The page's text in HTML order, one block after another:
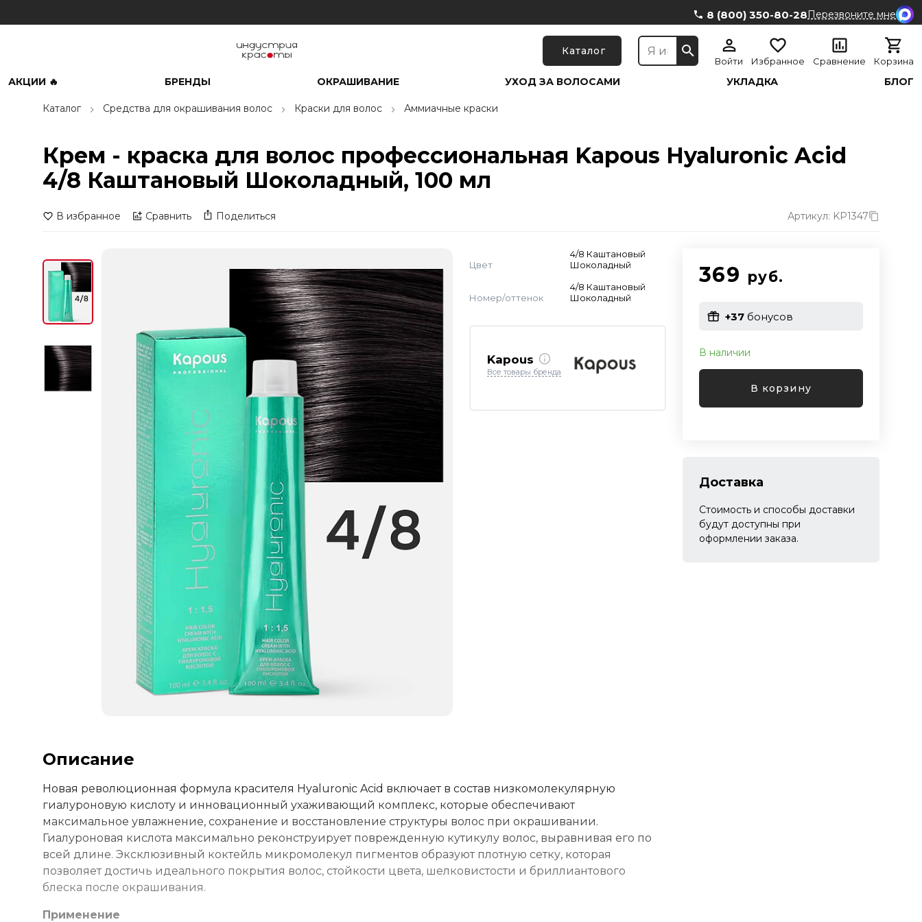
8 (800) 350-80-28Перезвоните мне
Каталог
Войти Избранное Сравнение Корзина
АКЦИИ 🔥 БРЕНДЫ ОКРАШИВАНИЕ УХОД ЗА ВОЛОСАМИ УКЛАДКА БЛОГ
Каталог Средства для окрашивания волос Краски для волос Аммиачные краски
Крем - краска для волос профессиональная Kapous Hyaluronic Acid
4/8 Каштановый Шоколадный, 100 мл
В избранное Сравнить Поделиться Артикул: KP1347
Цвет
4/8 Каштановый
Шоколадный
Номер/оттенок
4/8 Каштановый
Шоколадный
Kapous
Все товары бренда
369 руб.
+37бонусов
В наличии
В корзину
Доставка
Стоимость и способы доставки
будут доступны при
оформлении заказа.
Описание
Новая революционная формула красителя Hyaluronic Acid включает в состав низкомолекулярную
гиалуроновую кислоту и инновационный ухаживающий комплекс, которые обеспечивают
максимальное увлажнение, сохранение и восстановление структуры волос при окрашивании.
Гиалуроновая кислота максимально реконструирует поврежденную кутикулу волос, выравнивая его по
всей длине. Эксклюзивный коктейль микромолекул пигментов образуют плотную сетку, которая
позволяет достичь идеального покрытия волос, стойкости цвета, шелковистости и бриллиантового
блеска после окрашивания.
Применение